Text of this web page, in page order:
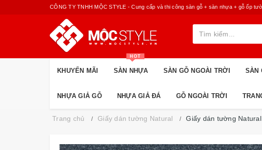
CÔNG TY TNHH MỘC STYLE - Cung cấp và thi công sàn gỗ + sàn nhựa + gỗ ốp
KHUYẾN MÃI SÀN NHỰA
HOT
SÀN GỖ NGOÀI TRỜI SÀN
NHỰA GIẢ GỖ NHỰA GIẢ ĐÁ GỖ NGOÀI TRỜI
Trang chủ Giấy dán tường Natural Giấy dán tường